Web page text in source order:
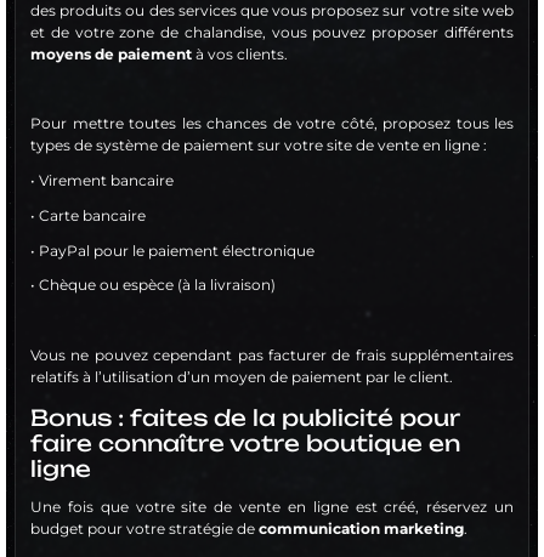
des produits ou des services que vous proposez sur votre site web
et de votre zone de chalandise, vous pouvez proposer différents
moyens de paiement à vos clients.
Pour mettre toutes les chances de votre côté, proposez tous les
types de système de paiement sur votre site de vente en ligne :
• Virement bancaire
• Carte bancaire
• PayPal pour le paiement électronique
• Chèque ou espèce (à la livraison)
Vous ne pouvez cependant pas facturer de frais supplémentaires
relatifs à l’utilisation d’un moyen de paiement par le client.
Bonus : faites de la publicité pour
faire connaître votre boutique en
ligne
Une fois que votre site de vente en ligne est créé, réservez un
budget pour votre stratégie de communication marketing.